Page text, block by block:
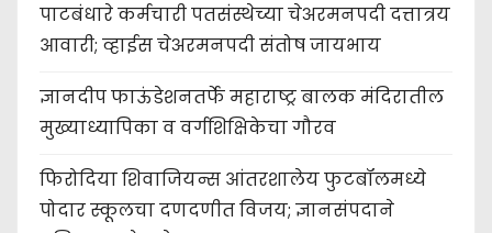
पाटबंधारे कर्मचारी पतसंस्थेच्या चेअरमनपदी दत्तात्रय
आवारी; व्हाईस चेअरमनपदी संतोष जायभाय
ज्ञानदीप फाऊंडेशनतर्फे महाराष्ट्र बालक मंदिरातील
मुख्याध्यापिका व वर्गशिक्षिकेचा गौरव
फिरोदिया शिवाजियन्स आंतरशालेय फुटबॉलमध्ये
पोदार स्कूलचा दणदणीत विजय; ज्ञानसंपदाने